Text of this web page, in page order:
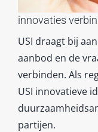
innovaties
USI draagt bij
aanbod en de
verbinden. Als
USI innovatieve
partijen.